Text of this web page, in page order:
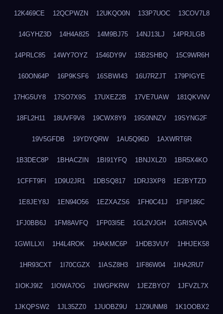
12K469CE 12QCPWZN 12UKQO0N 133P7UOC 13COV7L8
14GYHZ3D 14H4A825 14M9BJ75 14NJ13LJ 14PRJLGB
14PRLC85 14WY7OYZ 1546DY9V 15B2SHBQ 15C9WR6H
160ON64P 16P9KSF6 16SBWI43 16U7RZJT 179PIGYE
17HG5UY8 17SO7X9S 17UXEZ2B 17VE7UAW 181QKVNV
18FL2H11 18UVF9V8 19CWX8Y9 19S0NNZV 19SYNG2F
19V5GFDB 19YDYQRW 1AU5Q96D 1AXWRT6R
1B3DEC8P 1BHACZIN 1BI91YFQ 1BNJXLZ0 1BR5X4KO
1CFFT9FI 1D9U2JR1 1DBSQ817 1DRJ3XP8 1E2BYTZD
1E8JEY8J 1EN94O56 1EZXAZS6 1FH0C41J 1FIP186C
1FJ0BB6J 1FM8AVFQ 1FP03I5E 1GL2VJGH 1GRISVQA
1GWILLXI 1H4L4ROK 1HAKMC6P 1HDB3VUY 1HHJEK58
1HR93CXT 1I70CGZX 1IASZ8H3 1IF86W04 1IHA2RU7
1IOKJ9IZ 1IOWA7OG 1IWGPKRW 1JEZBYO7 1JFVZL7X
1JKQPSW2 1JL35ZZ0 1JUOBZ9U 1JZ9UNM8 1K1OOBX2